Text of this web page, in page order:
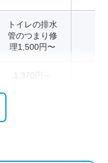
トイレの排水
管のつまり修
理1,500円〜
1,370円～